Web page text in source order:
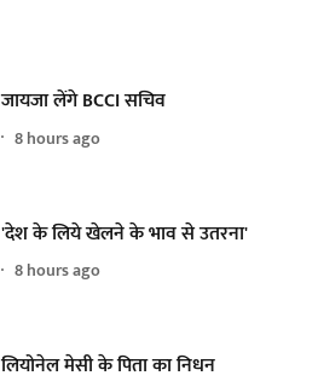
जायजा लेंगे BCCI सचिव
8 hours ago
'देश के लिये खेलने के भाव से उतरना'
8 hours ago
लियोनेल मेसी के पिता का निधन